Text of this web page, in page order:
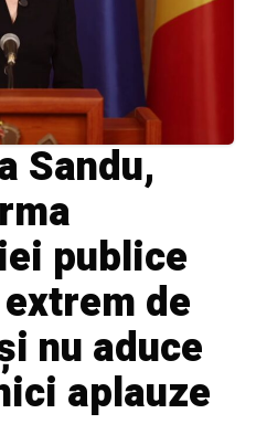
Sandu,
publice
de
nu aduce
aplauze